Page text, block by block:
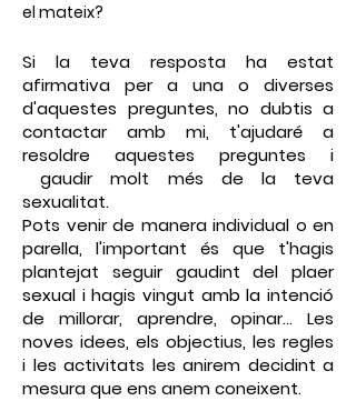
el mateix?
Si la teva resposta ha estat
afirmativa per a una o diverses
d'aquestes preguntes, no dubtis a
contactar amb mi, t'ajudaré a
resoldre aquestes preguntes i
gaudir molt més de la teva
sexualitat.
Pots venir de manera individual o en
parella, l'important és que t'hagis
plantejat seguir gaudint del plaer
sexual i hagis vingut amb la intenció
de millorar, aprendre, opinar... Les
noves idees, els objectius, les regles
i les activitats les anirem decidint a
mesura que ens anem coneixent.